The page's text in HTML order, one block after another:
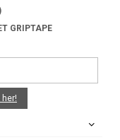
GRIPTAPE
her!